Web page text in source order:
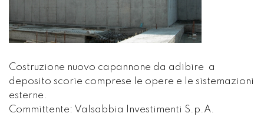
Costruzione nuovo capannone da adibire a
deposito scorie comprese le opere e le sistemazioni
esterne.
Committente: Valsabbia Investimenti S.p.A.